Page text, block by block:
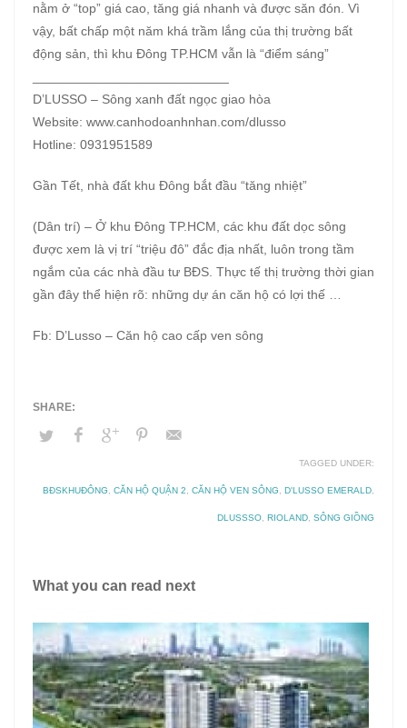
nằm ở “top” giá cao, tăng giá nhanh và được săn đón. Vì
vậy, bất chấp một năm khá trầm lắng của thị trường bất
động sản, thì khu Đông TP.HCM vẫn là “điểm sáng”
D’LUSSO – Sông xanh đất ngọc giao hòa
Website: www.canhodoanhnhan.com/dlusso
Hotline: 0931951589
Gần Tết, nhà đất khu Đông bắt đầu “tăng nhiệt”
(Dân trí) – Ở khu Đông TP.HCM, các khu đất dọc sông
được xem là vị trí “triệu đô” đắc địa nhất, luôn trong tầm
ngắm của các nhà đầu tư BĐS. Thực tế thị trường thời gian
gần đây thể hiện rõ: những dự án căn hộ có lợi thế …
Fb: D’Lusso – Căn hộ cao cấp ven sông
TAGGED UNDER:
BĐSKHUĐÔNG CĂN HỘ QUẬN 2 CĂN HỘ VEN SÔNG D'LUSSO EMERALD
DLUSSSO RIOLAND SÔNG GIỒNG
What you can read next